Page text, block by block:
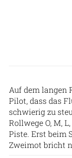
Auf dem langen
Pilot, dass das
schwierig zu
Rollwege O, M,
Piste. Erst beim
Zweimot bricht